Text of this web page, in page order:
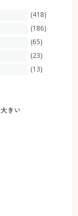
(418)
(186)
(65)
(23)
(13)
大きい